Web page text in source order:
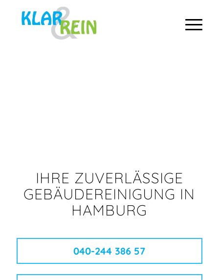
IHRE ZUVERLÄSSIGE
GEBÄUDEREINIGUNG IN
HAMBURG
040-244 386 57